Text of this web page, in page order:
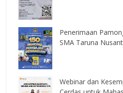
Penerimaan
SMA Taruna
Webinar dan